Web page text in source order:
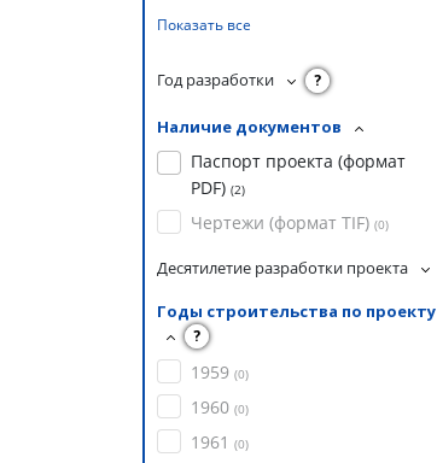
Показать все
Год разработки ?
Наличие документов
Паспорт проекта (формат
PDF) (2)
Чертежи (формат TIF) (0)
Десятилетие разработки проекта
Годы строительства по проекту
?
1959 (0)
1960 (0)
1961 (0)